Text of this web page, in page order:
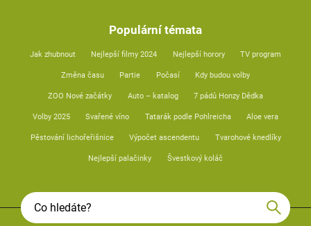
Populární témata
Jak zhubnout Nejlepší filmy 2024 Nejlepší horory TV program
Změna času Partie Počasí Kdy budou volby
ZOO Nové začátky Auto – katalog 7 pádů Honzy Dědka
Volby 2025 Svařené víno Tatarák podle Pohlreicha Aloe vera
Pěstování lichořeřišnice Výpočet ascendentu Tvarohové knedlíky
Nejlepší palačinky Švestkový koláč